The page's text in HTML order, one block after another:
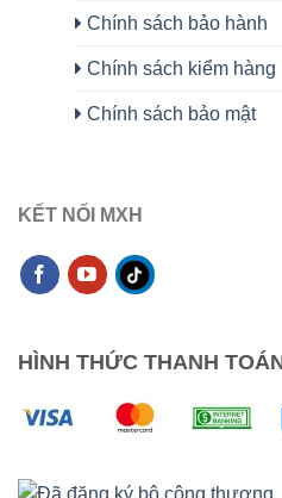
Chính sách bảo hành
Chính sách kiểm hàng
Chính sách bảo mật
KẾT NỐI MXH
HÌNH THỨC THANH